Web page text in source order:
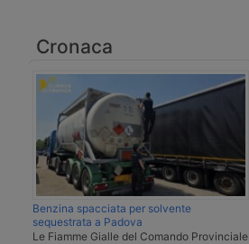
Cronaca
Benzina spacciata per solvente
sequestrata a Padova
Le Fiamme Gialle del Comando Provinciale